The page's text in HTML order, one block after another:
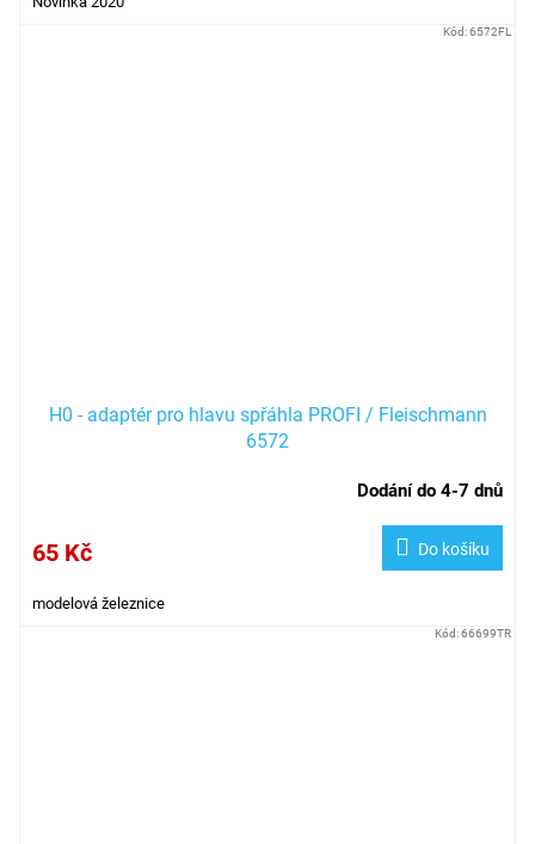
H0 - adaptér pro hlavu spřáhla PROFI / Fleischmann
6572
Dodání do 4-7 dnů
65 Kč Do košíku
modelová železnice
Kód:6572FL
Kód:66699TR